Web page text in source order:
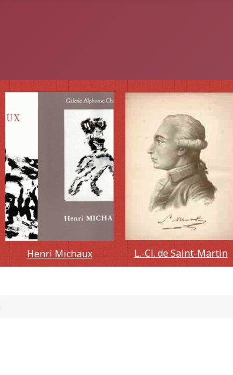
Henri Michaux L.-Cl. de Saint-Martin